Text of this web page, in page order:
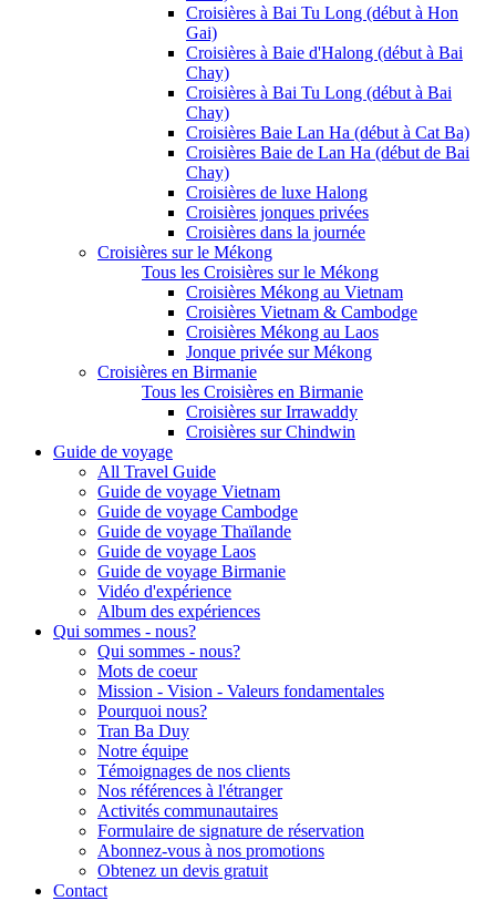
Croisières à Bai Tu Long (début à Hon
Gai)
Croisières à Baie d'Halong (début à Bai
Chay)
Croisières à Bai Tu Long (début à Bai
Chay)
Croisières Baie Lan Ha (début à Cat Ba)
Croisières Baie de Lan Ha (début de Bai
Chay)
Croisières de luxe Halong
Croisières jonques privées
Croisières dans la journée
Croisières sur le Mékong
Tous les Croisières sur le Mékong
Croisières Mékong au Vietnam
Croisières Vietnam & Cambodge
Croisières Mékong au Laos
Jonque privée sur Mékong
Croisières en Birmanie
Tous les Croisières en Birmanie
Croisières sur Irrawaddy
Croisières sur Chindwin
Guide de voyage
All Travel Guide
Guide de voyage Vietnam
Guide de voyage Cambodge
Guide de voyage Thaïlande
Guide de voyage Laos
Guide de voyage Birmanie
Vidéo d'expérience
Album des expériences
Qui sommes - nous?
Qui sommes - nous?
Mots de coeur
Mission - Vision - Valeurs fondamentales
Pourquoi nous?
Tran Ba Duy
Notre équipe
Témoignages de nos clients
Nos références à l'étranger
Activités communautaires
Formulaire de signature de réservation
Abonnez-vous à nos promotions
Obtenez un devis gratuit
Contact